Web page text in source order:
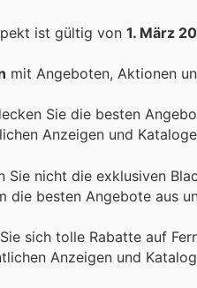
ist gültig von 1. März
mit Angeboten, Aktionen
Sie die besten
Anzeigen und
Sie nicht die exklusiven
die besten Angebote aus
sich tolle Rabatte auf
Anzeigen und